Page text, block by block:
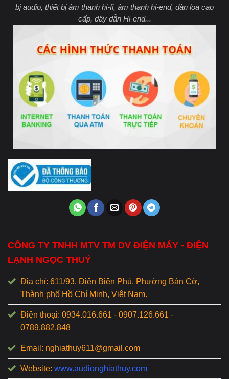
bị audio, thiết bị âm thanh hi-fi, âm thanh hi-end, dàn loa cao
cấp, dây dẫn Hi-end...
CÔNG TY TNHH MTV TM DV ĐIỆN MÁY - ĐIỆN
LẠNH NGỌC THUỶ
Địa chỉ: 611/93, Điện Biên Phủ, Phường Bàn Cờ,
Thành phố Hồ Chí Minh, Việt Nam.
Điện thoại: 0934.016.661 - 0907.126.661 -
0789.882.848
Email: nghiathuy611@gmail.com
Website: www.audionghiathuy.com